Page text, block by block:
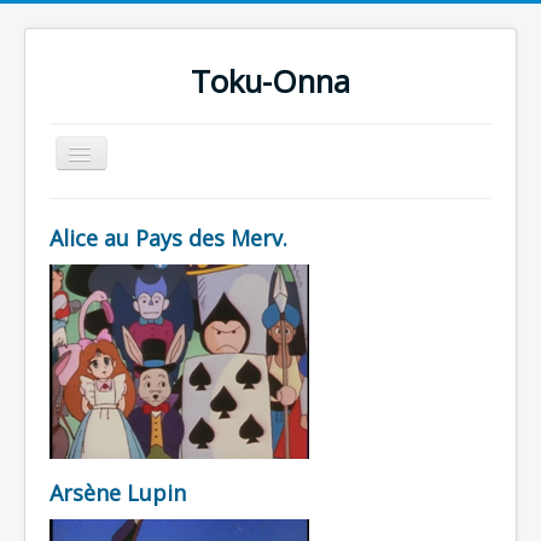
Toku-Onna
Basculer
la
Toku-Actrices
Toku-Critiques
Séries
Films
COSAA
Dessins
Artiste Asperger
Alice au Pays des Merv.
Arsène Lupin